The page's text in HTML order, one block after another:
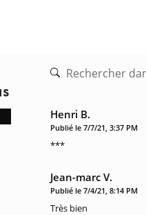
Henri B.
Publié le 7/7/21, 3:37 PM
***
Jean-marc V.
Publié le 7/4/21, 8:14 PM
Très bien